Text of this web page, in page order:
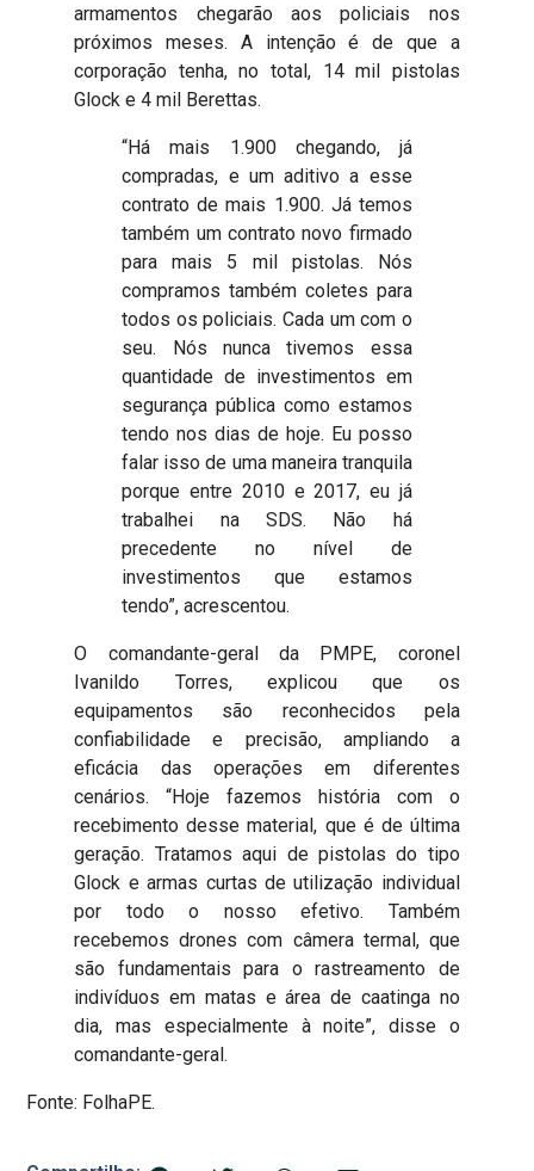
armamentos chegarão aos policiais nos
próximos meses. A intenção é de que a
corporação tenha, no total, 14 mil pistolas
Glock e 4 mil Berettas.
“Há mais 1.900 chegando, já
compradas, e um aditivo a esse
contrato de mais 1.900. Já temos
também um contrato novo firmado
para mais 5 mil pistolas. Nós
compramos também coletes para
todos os policiais. Cada um com o
seu. Nós nunca tivemos essa
quantidade de investimentos em
segurança pública como estamos
tendo nos dias de hoje. Eu posso
falar isso de uma maneira tranquila
porque entre 2010 e 2017, eu já
trabalhei na SDS. Não há
precedente no nível de
investimentos que estamos
tendo”, acrescentou.
O comandante-geral da PMPE, coronel
Ivanildo Torres, explicou que os
equipamentos são reconhecidos pela
confiabilidade e precisão, ampliando a
eficácia das operações em diferentes
cenários. “Hoje fazemos história com o
recebimento desse material, que é de última
geração. Tratamos aqui de pistolas do tipo
Glock e armas curtas de utilização individual
por todo o nosso efetivo. Também
recebemos drones com câmera termal, que
são fundamentais para o rastreamento de
indivíduos em matas e área de caatinga no
dia, mas especialmente à noite”, disse o
comandante-geral.
Fonte: FolhaPE.